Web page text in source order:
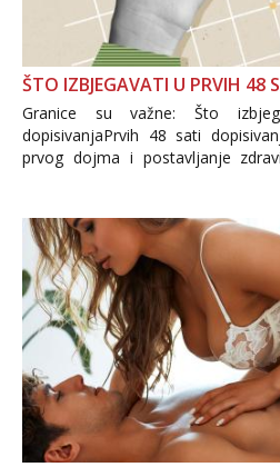
ŠTO IZBJEGAVATI U PRVIH 48
Granice su važne: Što
dopisivanjaPrvih 48 sati
prvog dojma i postavljanje
Važno je izbjeći prebrzo
informacija, jer nepoznata
povjerenje. Takođe...